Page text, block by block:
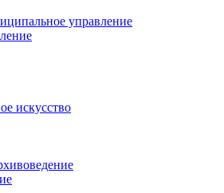
управление
искусство